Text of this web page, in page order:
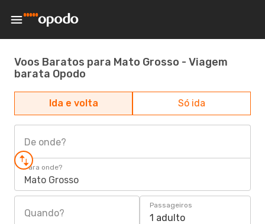
Voos Baratos para Mato Grosso - Viagem
barata Opodo
Ida e volta Só ida
De onde?
Para onde?
Mato Grosso
Quando?
Passageiros
1 adulto